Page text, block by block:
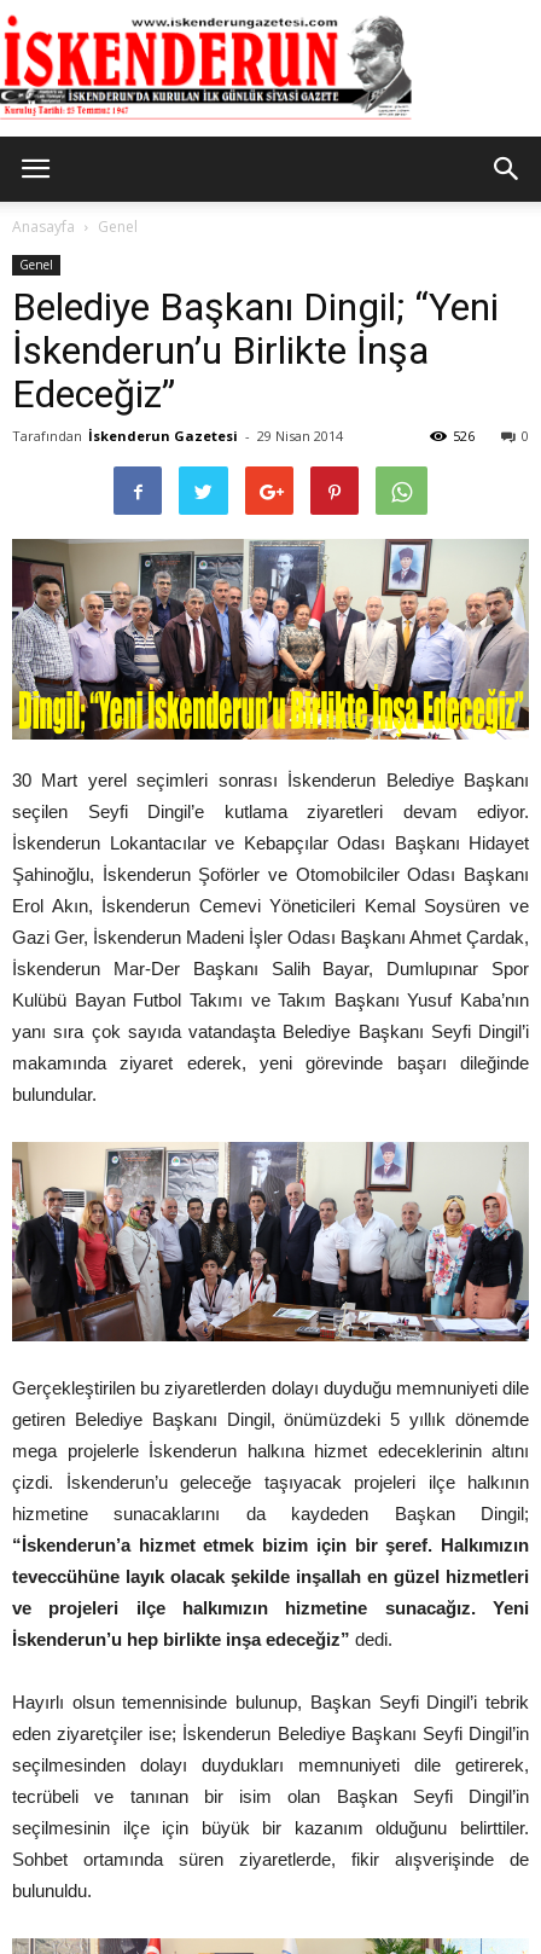
Gazetesi
Anasayfa Genel
Genel
Belediye Başkanı Dingil; “Yeni
İskenderun’u Birlikte İnşa
Edeceğiz”
Tarafından İskenderun Gazetesi - 29 Nisan 2014 0
526
30 Mart yerel seçimleri sonrası İskenderun Belediye Başkanı
seçilen Seyfi Dingil’e kutlama ziyaretleri devam ediyor.
İskenderun Lokantacılar ve Kebapçılar Odası Başkanı Hidayet
Şahinoğlu, İskenderun Şoförler ve Otomobilciler Odası Başkanı
Erol Akın, İskenderun Cemevi Yöneticileri Kemal Soysüren ve
Gazi Ger, İskenderun Madeni İşler Odası Başkanı Ahmet Çardak,
İskenderun Mar-Der Başkanı Salih Bayar, Dumlupınar Spor
Kulübü Bayan Futbol Takımı ve Takım Başkanı Yusuf Kaba’nın
yanı sıra çok sayıda vatandaşta Belediye Başkanı Seyfi Dingil’i
makamında ziyaret ederek, yeni görevinde başarı dileğinde
bulundular.
Gerçekleştirilen bu ziyaretlerden dolayı duyduğu memnuniyeti dile
getiren Belediye Başkanı Dingil, önümüzdeki 5 yıllık dönemde
mega projelerle İskenderun halkına hizmet edeceklerinin altını
çizdi. İskenderun’u geleceğe taşıyacak projeleri ilçe halkının
hizmetine sunacaklarını da kaydeden Başkan Dingil;
“İskenderun’a hizmet etmek bizim için bir şeref. Halkımızın
teveccühüne layık olacak şekilde inşallah en güzel hizmetleri
ve projeleri ilçe halkımızın hizmetine sunacağız. Yeni
İskenderun’u hep birlikte inşa edeceğiz” dedi.
Hayırlı olsun temennisinde bulunup, Başkan Seyfi Dingil’i tebrik
eden ziyaretçiler ise; İskenderun Belediye Başkanı Seyfi Dingil’in
seçilmesinden dolayı duydukları memnuniyeti dile getirerek,
tecrübeli ve tanınan bir isim olan Başkan Seyfi Dingil’in
seçilmesinin ilçe için büyük bir kazanım olduğunu belirttiler.
Sohbet ortamında süren ziyaretlerde, fikir alışverişinde de
bulunuldu.